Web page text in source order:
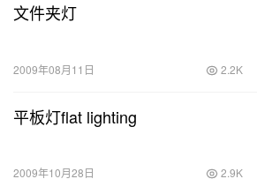
文件夹灯
2009年08月11日 2.2K
平板灯flat lighting
2009年10月28日 2.9K